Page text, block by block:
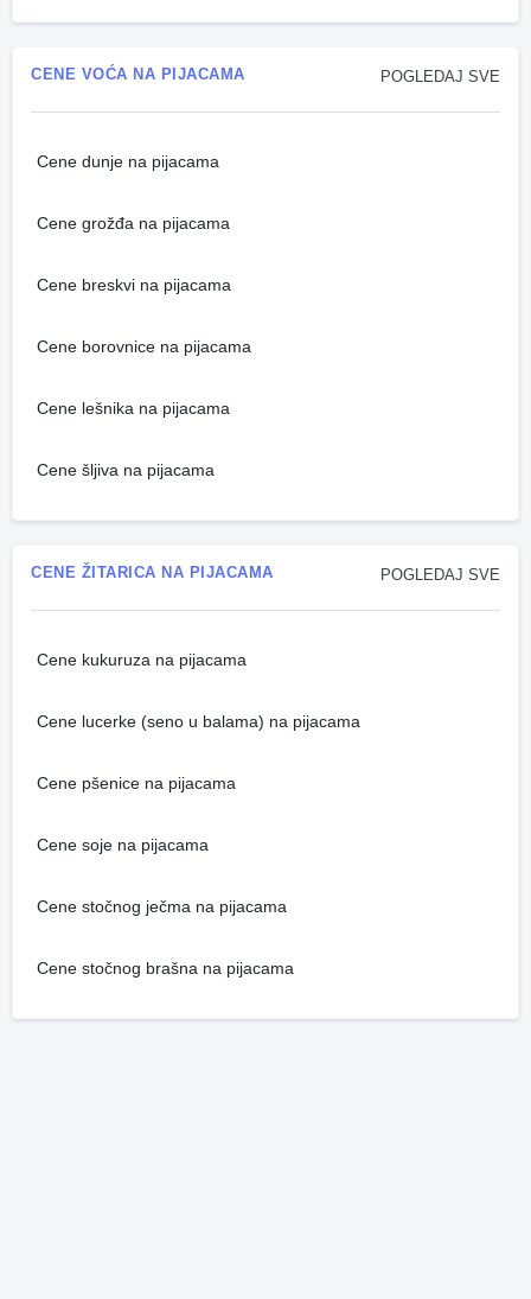
POGLEDAJ SVE
CENE VOĆA NA PIJACAMA
Cene dunje na pijacama
Cene grožđa na pijacama
Cene breskvi na pijacama
Cene borovnice na pijacama
Cene lešnika na pijacama
Cene šljiva na pijacama
POGLEDAJ SVE
CENE ŽITARICA NA PIJACAMA
Cene kukuruza na pijacama
Cene lucerke (seno u balama) na pijacama
Cene pšenice na pijacama
Cene soje na pijacama
Cene stočnog ječma na pijacama
Cene stočnog brašna na pijacama